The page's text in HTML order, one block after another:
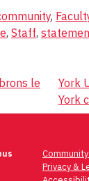
,
, Staff,
le
York
York
Privacy &